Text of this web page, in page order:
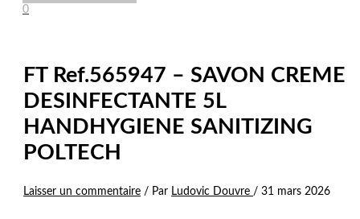
0
FT Ref.565947 – SAVON CREME
DESINFECTANTE 5L
HANDHYGIENE SANITIZING
POLTECH
Laisser un commentaire / Par Ludovic Douvre /31 mars 2026